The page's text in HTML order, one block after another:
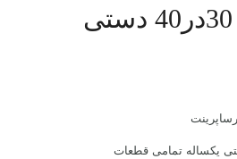
پرس حرارتی 30در40 دستی
یکساله تمامی قطعات